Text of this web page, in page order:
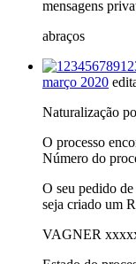
mensagens
abraços
março 2020
Naturalização
O processo
Número do
O seu pedido
seja criado um
VAGNER